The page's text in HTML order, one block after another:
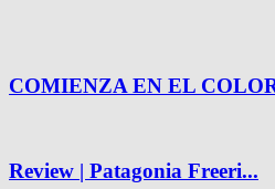
COMIENZA EN EL
Review | Patagonia Freeri...